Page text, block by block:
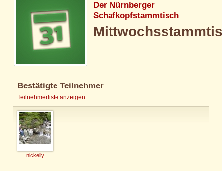
Der Nürnberger
Schafkopfstammtisch
Bestätigte Teilnehmer
Teilnehmerliste anzeigen
nickelly